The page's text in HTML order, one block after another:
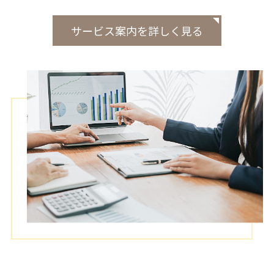
サービス案内を詳しく見る